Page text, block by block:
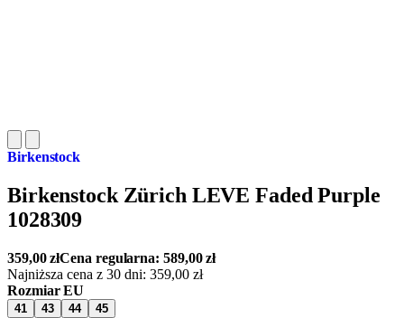
Birkenstock
Birkenstock Zürich LEVE Faded Purple
1028309
359,00złCena regularna:589,00zł
Najniższa cena z 30 dni: 359,00 zł
Rozmiar EU
41 43 44
45